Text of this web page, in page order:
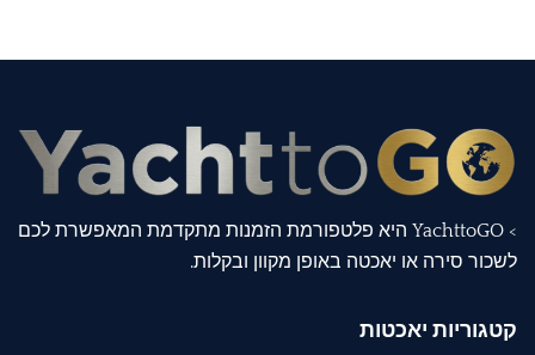
> YachttoGO היא פלטפורמת הזמנות מתקדמת המאפשרת לכם
לשכור סירה או יאכטה באופן מקוון ובקלות.
קטגוריות יאכטות